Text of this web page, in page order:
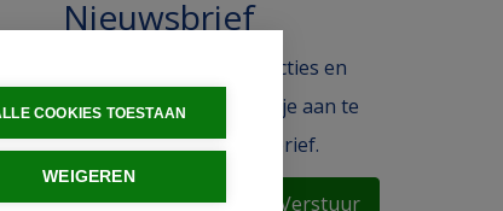
Nieuwsbrief
Blijf op de hoogte van acties en
het laatste nieuws door je aan te
melden voor de nieuwsbrief.
Verstuur
COOKIES TOESTAAN
WEIGEREN